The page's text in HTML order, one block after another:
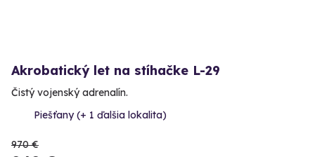
Akrobatický let na stíhačke L-29
Čistý vojenský adrenalín.
Piešťany (+ 1 ďalšia lokalita)
970 €